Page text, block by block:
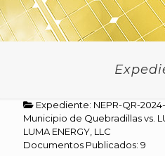
Expediente: NEPR-QR-
Municipio de Quebradillas vs.
LUMA ENERGY, LLC
Documentos Publicados: 9